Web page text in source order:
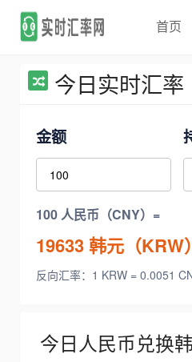
首页
今日实时汇率
金额
100 人民币（CNY）=
19633韩元（KRW）
反向汇率：1 KRW = 0.0051
今日人民币兑换